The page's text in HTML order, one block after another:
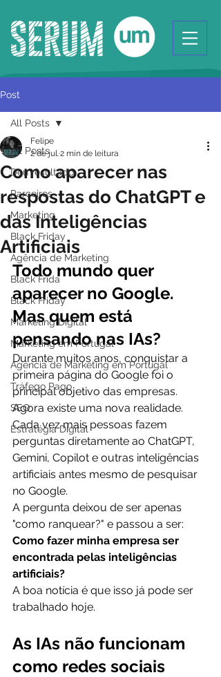
Post
All Posts
Deu resultado
Parceiros
Marketing
Black Friday
Agência de Marketing
Black Frida
Black Friday
Marketing Digital
Marketing em Portugal
Agência de Marketing em Portugal
Tráfego Pago
SEO
Estratégia Digital
All Posts
Como aparecer nas
respostas do ChatGPT e
das Inteligências
Artificiais
Felipe
2 de jul.2 min de leitura
Todo mundo quer
aparecer no Google.
Mas quem está
pensando nas IAs?
Durante muitos anos, conquistar a
primeira página do Google foi o
principal objetivo das empresas.
Agora existe uma nova realidade.
Cada vez mais pessoas fazem
perguntas diretamente ao ChatGPT,
Gemini, Copilot e outras inteligências
artificiais antes mesmo de pesquisar
no Google.
A pergunta deixou de ser apenas
"como ranquear?" e passou a ser:
Como fazer minha empresa ser
encontrada pelas inteligências
artificiais?
A boa notícia é que isso já pode ser
trabalhado hoje.
As IAs não funcionam
como redes sociais